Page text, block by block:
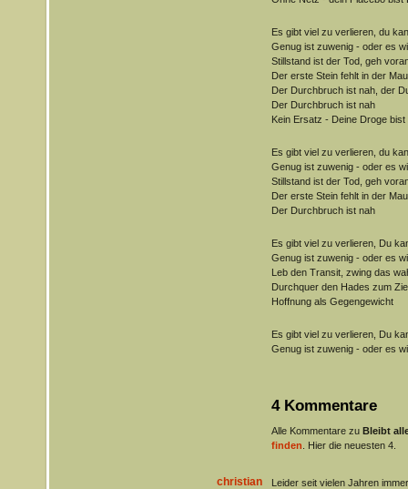
Es gibt viel zu verlieren, du
Genug ist zuwenig - oder es
Stillstand ist der Tod, geh
Der erste Stein fehlt in der
Der Durchbruch ist nah, der
Der Durchbruch ist nah
Kein Ersatz - Deine Droge bist
Es gibt viel zu verlieren, du
Genug ist zuwenig - oder es
Stillstand ist der Tod, geh
Der erste Stein fehlt in der
Der Durchbruch ist nah
Es gibt viel zu verlieren, Du
Genug ist zuwenig - oder es
Leb den Transit, zwing das
Durchquer den Hades zum
Hoffnung als Gegengewicht
Es gibt viel zu verlieren, Du
Genug ist zuwenig - oder es
4 Kommentare
Alle Kommentare zu Bleibt
finden . Hier die neuesten 4.
christian
Leider seit vielen Jahren